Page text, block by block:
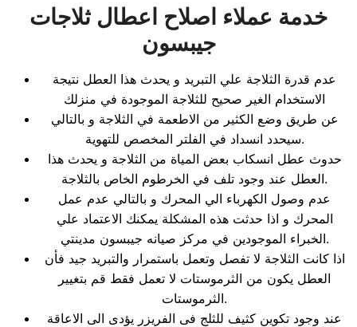
خدمة عملاء اصلاح اعطال ثلاجات
جيبسون
عدم قدرة الثلاجة علي التبريد و يحدث هذا العطل نتيجة
الاستخدام الغير صحيح للثلاجة الموجودة في منزلك
عن طريق وضع الكثير من الاطعمة في الثلاجة و بالتالي
سيحدد انسداد في الفلتر المخصص للتهوية.
حدوث عطل انسكاب بعض المياة من الثلاجة و يحدث هذا
العطل عند وجود تلف في الخرطوم الخاص بالثلاجة.
عدم وصول الكهرباء الي المحرك و بالتالي عدم عمل
المحرك و اذا حدثت هذه المشكلة يمكنك الاعتماد علي
الخبراء الموجودين في مركز صيانه جيبسون مدينتي.
اذا كانت الثلاجة لا تفصل وتعمل باستمرار والتبريد جيد فأن
العطل يكون من الثرموستات لا تعمل فقط قم بتغيير
الثرموستات.
عند وجود تكوين كثيف للثلج فى الفريزر يؤدى الى الاعاقة